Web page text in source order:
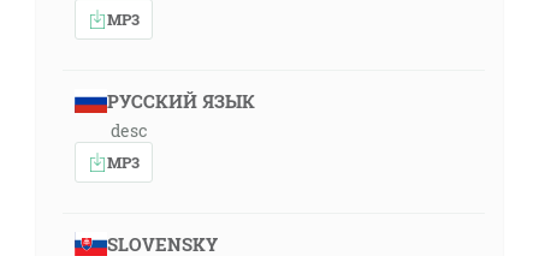
MP3
РУССКИЙ ЯЗЫК
desc
MP3
SLOVENSKY